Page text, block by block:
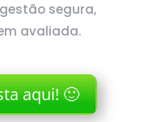
segura,
avaliada.
aqui! 🙂